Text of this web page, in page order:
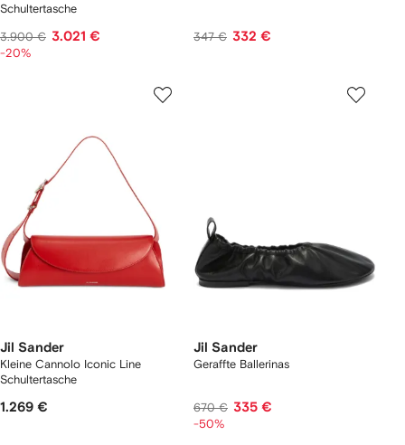
Schultertasche
3.900 € 3.021 €
-20%
347 € 332 €
Jil Sander
Kleine Cannolo Iconic Line
Schultertasche
1.269 €
Jil Sander
Geraffte Ballerinas
670 € 335 €
-50%